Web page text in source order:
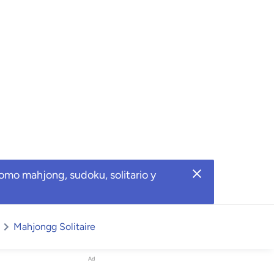
mahjong, sudoku, solitario y
Mahjongg Solitaire
Ad